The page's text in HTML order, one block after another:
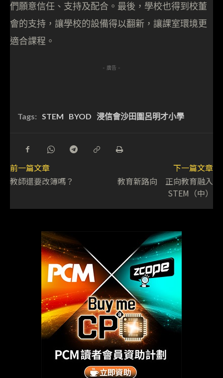
們願意信任、支持及配合。最後，學校也得到校董
會的支持，讓學校的設備得以翻新，讓課室環境更
適合課程。
- 廣告 -
Tags: STEM BYOD 浸信會沙田圍呂明才小學
前一篇文章
教師還要改簿嗎？
下一篇文章
教育新路向 正向教育融入
STEM（中）